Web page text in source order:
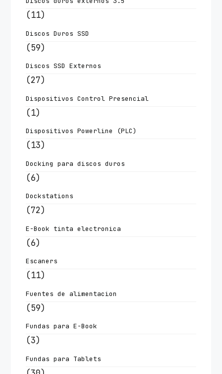
(11)
Discos Duros SSD
(59)
Discos SSD Externos
(27)
Dispositivos Control Presencial
(1)
Dispositivos Powerline (PLC)
(13)
Docking para discos duros
(6)
Dockstations
(72)
E-Book tinta electronica
(6)
Escaners
(11)
Fuentes de alimentacion
(59)
Fundas para E-Book
(3)
Fundas para Tablets